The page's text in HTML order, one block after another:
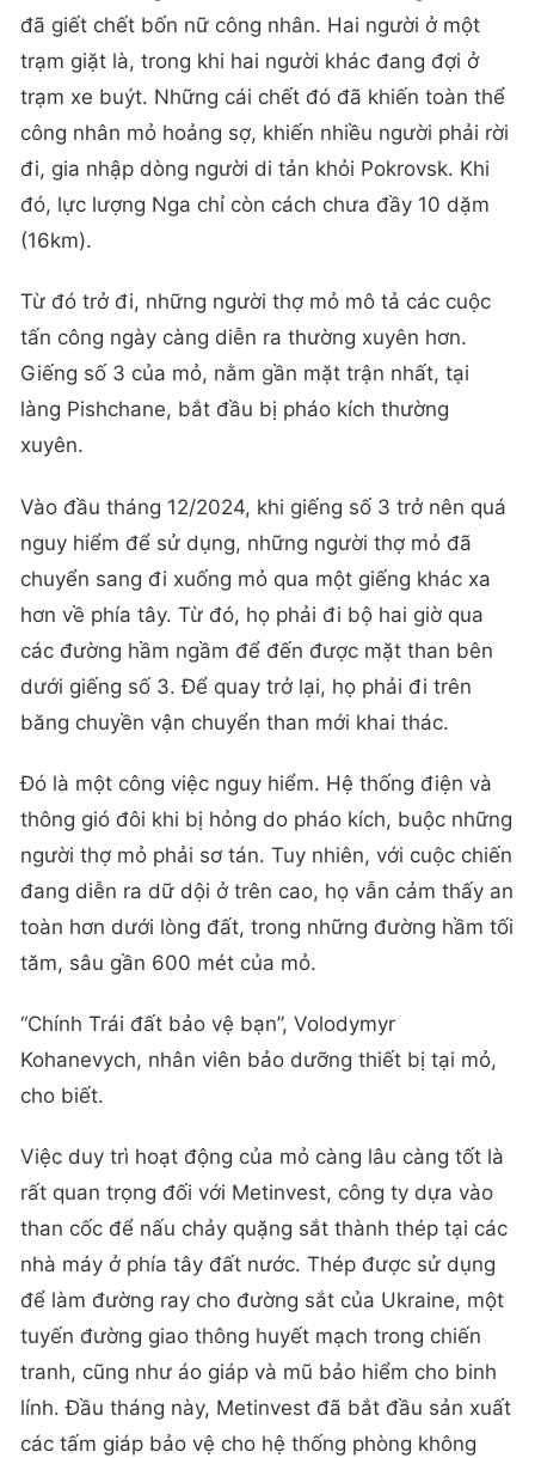
đã giết chết bốn nữ công nhân. Hai người ở một
trạm giặt là, trong khi hai người khác đang đợi ở
trạm xe buýt. Những cái chết đó đã khiến toàn thể
công nhân mỏ hoảng sợ, khiến nhiều người phải rời
đi, gia nhập dòng người di tản khỏi Pokrovsk. Khi
đó, lực lượng Nga chỉ còn cách chưa đầy 10 dặm
(16km).
Từ đó trở đi, những người thợ mỏ mô tả các cuộc
tấn công ngày càng diễn ra thường xuyên hơn.
Giếng số 3 của mỏ, nằm gần mặt trận nhất, tại
làng Pishchane, bắt đầu bị pháo kích thường
xuyên.
Vào đầu tháng 12/2024, khi giếng số 3 trở nên quá
nguy hiểm để sử dụng, những người thợ mỏ đã
chuyển sang đi xuống mỏ qua một giếng khác xa
hơn về phía tây. Từ đó, họ phải đi bộ hai giờ qua
các đường hầm ngầm để đến được mặt than bên
dưới giếng số 3. Để quay trở lại, họ phải đi trên
băng chuyền vận chuyển than mới khai thác.
Đó là một công việc nguy hiểm. Hệ thống điện và
thông gió đôi khi bị hỏng do pháo kích, buộc những
người thợ mỏ phải sơ tán. Tuy nhiên, với cuộc chiến
đang diễn ra dữ dội ở trên cao, họ vẫn cảm thấy an
toàn hơn dưới lòng đất, trong những đường hầm tối
tăm, sâu gần 600 mét của mỏ.
“Chính Trái đất bảo vệ bạn”, Volodymyr
Kohanevych, nhân viên bảo dưỡng thiết bị tại mỏ,
cho biết.
Việc duy trì hoạt động của mỏ càng lâu càng tốt là
rất quan trọng đối với Metinvest, công ty dựa vào
than cốc để nấu chảy quặng sắt thành thép tại các
nhà máy ở phía tây đất nước. Thép được sử dụng
để làm đường ray cho đường sắt của Ukraine, một
tuyến đường giao thông huyết mạch trong chiến
tranh, cũng như áo giáp và mũ bảo hiểm cho binh
lính. Đầu tháng này, Metinvest đã bắt đầu sản xuất
các tấm giáp bảo vệ cho hệ thống phòng không